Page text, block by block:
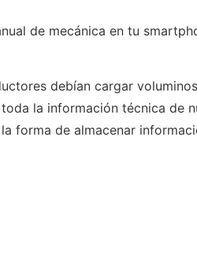
de mecánica en tu
debían cargar
la información técnica de
forma de almacenar